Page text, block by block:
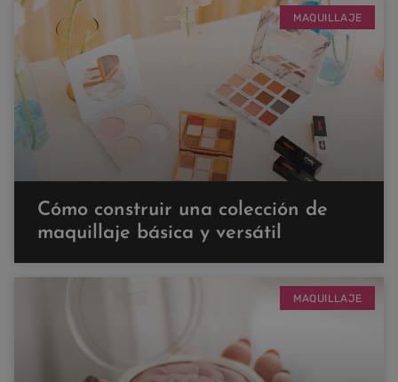
MAQUILLAJE
Cómo construir una colección de
maquillaje básica y versátil
MAQUILLAJE